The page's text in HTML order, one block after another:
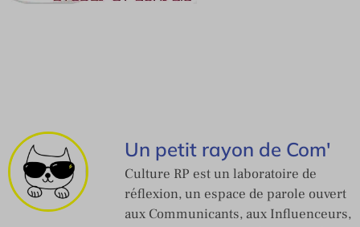
Un petit rayon de Com'
Culture RP est un laboratoire de
réflexion, un espace de parole ouvert
aux Communicants, aux Influenceurs,